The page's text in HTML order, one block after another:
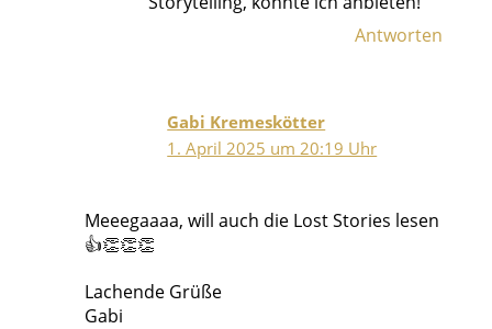
Antworten
Gabi Kremeskötter
1. April 2025 um 20:19 Uhr
Meeegaaaa, will auch die Lost Stories lesen
👍👏👏👏
Lachende Grüße
Gabi